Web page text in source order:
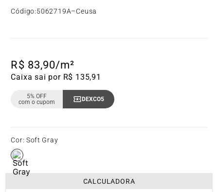
Código:5062719A–Ceusa
R$ 83,90/m²
Caixa sai por R$ 135,91
5% OFF
com o cupom
DEXCO5
Cor: Soft Gray
CALCULADORA